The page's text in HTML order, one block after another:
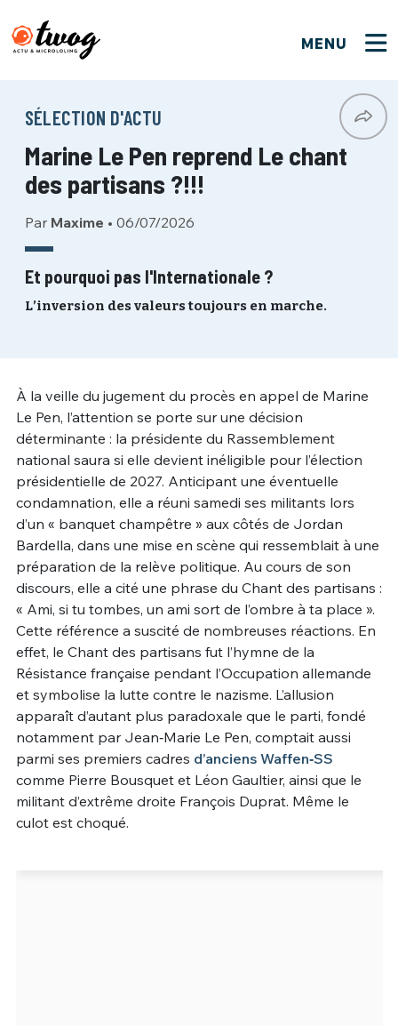
MENU
SÉLECTION D'ACTU
Marine Le Pen reprend Le chant
des partisans ?!!!
Par Maxime • 06/07/2026
Et pourquoi pas l'Internationale ?
L’inversion des valeurs toujours en marche.
À la veille du jugement du procès en appel de Marine
Le Pen, l’attention se porte sur une décision
déterminante : la présidente du Rassemblement
national saura si elle devient inéligible pour l’élection
présidentielle de 2027. Anticipant une éventuelle
condamnation, elle a réuni samedi ses militants lors
d’un « banquet champêtre » aux côtés de Jordan
Bardella, dans une mise en scène qui ressemblait à une
préparation de la relève politique. Au cours de son
discours, elle a cité une phrase du Chant des partisans :
« Ami, si tu tombes, un ami sort de l’ombre à ta place ».
Cette référence a suscité de nombreuses réactions. En
effet, le Chant des partisans fut l’hymne de la
Résistance française pendant l’Occupation allemande
et symbolise la lutte contre le nazisme. L’allusion
apparaît d’autant plus paradoxale que le parti, fondé
notamment par Jean‑Marie Le Pen, comptait aussi
parmi ses premiers cadres d’anciens Waffen‑SS
comme Pierre Bousquet et Léon Gaultier, ainsi que le
militant d’extrême droite François Duprat. Même le
culot est choqué.
Bienvenue !
PSEUDO*
EMAIL*
PASSWORD*
Connexion
PSEUDO
MOT DE PASSE Mot de passe perdu ?
CONNEXION
VOTRE PARTICIPATION
Que souhaitez-vous proposer ?
Quelques tweets
C'EST PARTI
Ma propre sélection
Un Thread
C'EST PARTI